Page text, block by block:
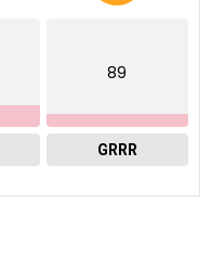
89
GRRR